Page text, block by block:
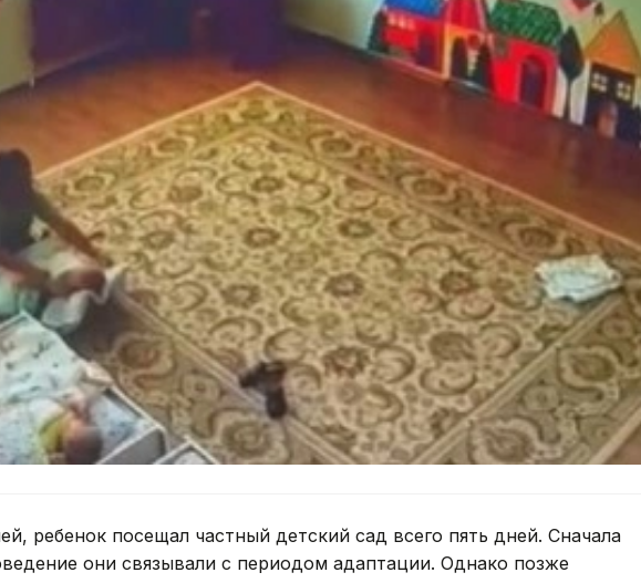
ребенок посещал частный детский сад всего пять дней. Сначала
они связывали с периодом адаптации. Однако позже